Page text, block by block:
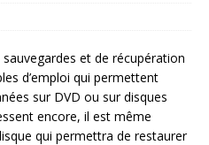
et de récupération
d’emploi qui permettent
sur DVD ou sur disques
encore, il est même
qui permettra de restaurer